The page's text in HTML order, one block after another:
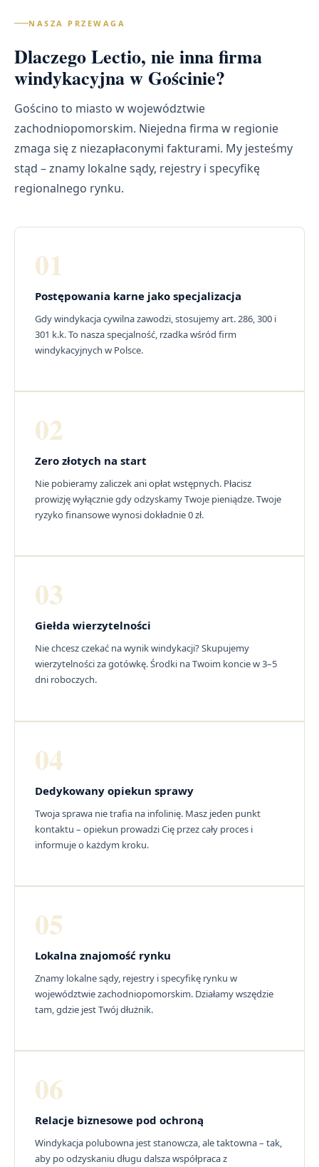
NASZA PRZEWAGA
Dlaczego Lectio, nie inna firma
windykacyjna w Gościnie?
Gościno to miasto w województwie
zachodniopomorskim. Niejedna firma w regionie
zmaga się z niezapłaconymi fakturami. My jesteśmy
stąd – znamy lokalne sądy, rejestry i specyfikę
regionalnego rynku.
01
Postępowania karne jako specjalizacja
Gdy windykacja cywilna zawodzi, stosujemy art. 286, 300 i
301 k.k. To nasza specjalność, rzadka wśród firm
windykacyjnych w Polsce.
02
Zero złotych na start
Nie pobieramy zaliczek ani opłat wstępnych. Płacisz
prowizję wyłącznie gdy odzyskamy Twoje pieniądze. Twoje
ryzyko finansowe wynosi dokładnie 0 zł.
03
Giełda wierzytelności
Nie chcesz czekać na wynik windykacji? Skupujemy
wierzytelności za gotówkę. Środki na Twoim koncie w 3–5
dni roboczych.
04
Dedykowany opiekun sprawy
Twoja sprawa nie trafia na infolinię. Masz jeden punkt
kontaktu – opiekun prowadzi Cię przez cały proces i
informuje o każdym kroku.
05
Lokalna znajomość rynku
Znamy lokalne sądy, rejestry i specyfikę rynku w
województwie zachodniopomorskim. Działamy wszędzie
tam, gdzie jest Twój dłużnik.
06
Relacje biznesowe pod ochroną
Windykacja polubowna jest stanowcza, ale taktowna – tak,
aby po odzyskaniu długu dalsza współpraca z